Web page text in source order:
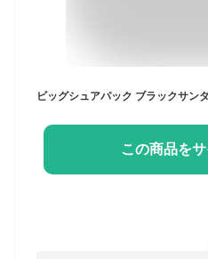
ビッグシュアパック ブラックサン
この商品を